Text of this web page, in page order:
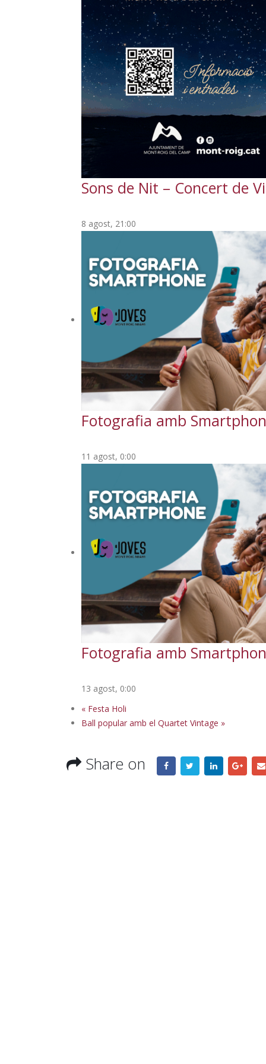
Sons de Nit – Concert de
8 agost, 21:00
Fotografia amb
11 agost, 0:00
Fotografia amb
13 agost, 0:00
« Festa Holi
Ball popular amb el Quartet Vintage »
Share on